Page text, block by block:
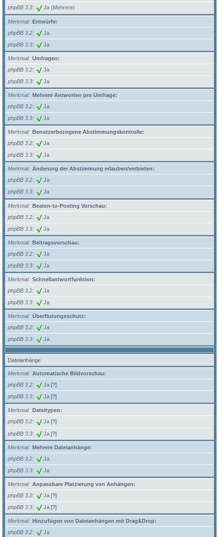
phpBB 3.3 Ja (Mehrere)
Merkmal
Entwürfe:
phpBB 3.2
Ja
phpBB 3.3 Ja
Merkmal
Umfragen:
phpBB 3.2
Ja
phpBB 3.3 Ja
Merkmal
Mehrere Antworten pro Umfrage:
phpBB 3.2
Ja
phpBB 3.3 Ja
Merkmal
Benutzerbezogene Abstimmungskontrolle:
phpBB 3.2
Ja
phpBB 3.3 Ja
Merkmal
Änderung der Abstimmung erlauben/verbieten:
phpBB 3.2
Ja
phpBB 3.3 Ja
Merkmal
Beaten-to-Posting Vorschau:
phpBB 3.2
Ja
phpBB 3.3 Ja
Merkmal
Beitragsvorschau:
phpBB 3.2
Ja
phpBB 3.3 Ja
Merkmal
Schnellantwortfunktion:
phpBB 3.2
Ja
phpBB 3.3 Ja
Merkmal
Überflutungsschutz:
phpBB 3.2
Ja
phpBB 3.3 Ja
Dateianhänge
Merkmal
Automatische Bildvorschau:
phpBB 3.2
Ja [?]
phpBB 3.3 Ja [?]
Merkmal
Dateitypen:
phpBB 3.2
Ja [?]
phpBB 3.3 Ja [?]
Merkmal
Mehrere Dateianhänge:
phpBB 3.2
Ja
phpBB 3.3 Ja
Merkmal
Anpassbare Platzierung von Anhängen:
phpBB 3.2
Ja [?]
phpBB 3.3 Ja [?]
Merkmal
Hinzufügen von Dateianhängen mit Drag&Drop:
phpBB 3.2
Ja